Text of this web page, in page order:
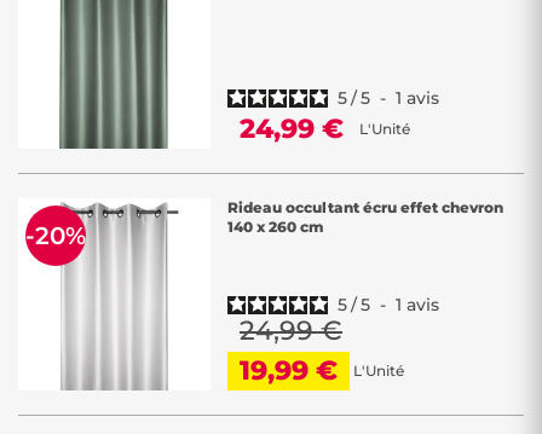
5/5 - 1 avis
24,99 € L'Unité
Rideau occultant écru effet chevron
140 x 260 cm
5/5 - 1 avis
24,99 €
19,99 €
L'Unité
-20%